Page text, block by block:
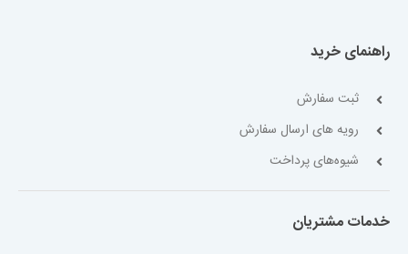
راهنمای خرید
ثبت سفارش
رویه های ارسال سفارش
شیوه‌های پرداخت
خدمات مشتریان